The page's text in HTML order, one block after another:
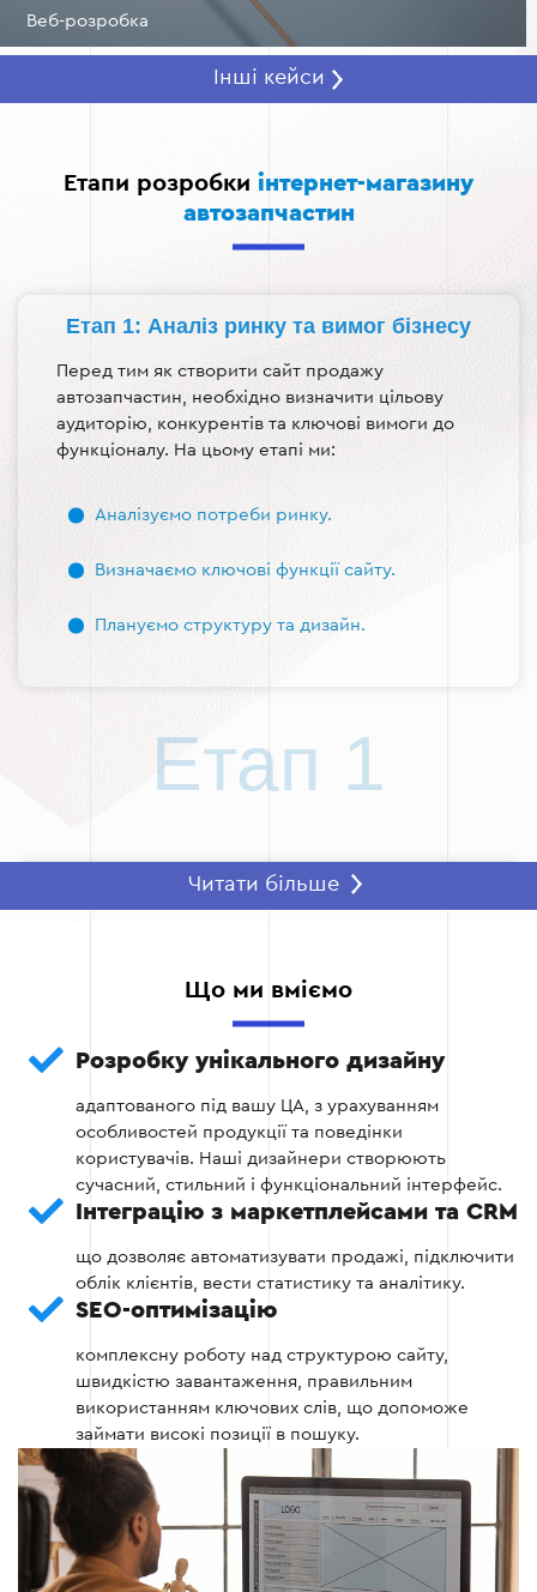
Веб-розробка
Інші кейси
Етапи розробки інтернет-магазину
автозапчастин
Етап 1: Аналіз ринку та вимог бізнесу
Перед тим як створити сайт продажу
автозапчастин, необхідно визначити цільову
аудиторію, конкурентів та ключові вимоги до
функціоналу. На цьому етапі ми:
Аналізуємо потреби ринку.
Визначаємо ключові функції сайту.
Плануємо структуру та дизайн.
Етап 1
Етап 2: Розробка дизайну та UX/UI
інтерфейсу. Ми розробляємо:
Адаптивний дизайн, який добре виглядає
Логічну навігацію та структуру каталогу.
Інтуїтивний процес оформлення
замовлення.
Етап 2
Етап 3: Програмування та інтеграція
На цьому етапі відбувається безпосередня
розробка сайту інтернет-магазину
автозапчастин. Ми:
Читати більше
Що ми вміємо
Розробку унікального дизайну
адаптованого під вашу ЦА, з урахуванням
особливостей продукції та поведінки
користувачів. Наші дизайнери створюють
сучасний, стильний і функціональний інтерфейс.
Інтеграцію з маркетплейсами та CRM
що дозволяє автоматизувати продажі, підключити
облік клієнтів, вести статистику та аналітику.
SEO-оптимізацію
комплексну роботу над структурою сайту,
швидкістю завантаження, правильним
використанням ключових слів, що допоможе
займати високі позиції в пошуку.